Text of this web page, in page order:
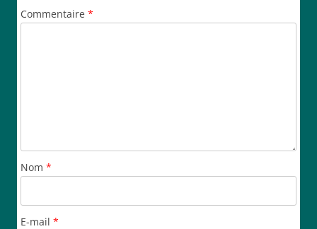
Commentaire *
Nom *
E-mail *